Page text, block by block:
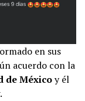
en sus
acuerdo con la
de Méxicoy él
.